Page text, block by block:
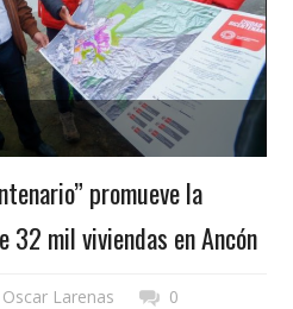
promueve la
32 mil viviendas en Ancón
Oscar Larenas 0